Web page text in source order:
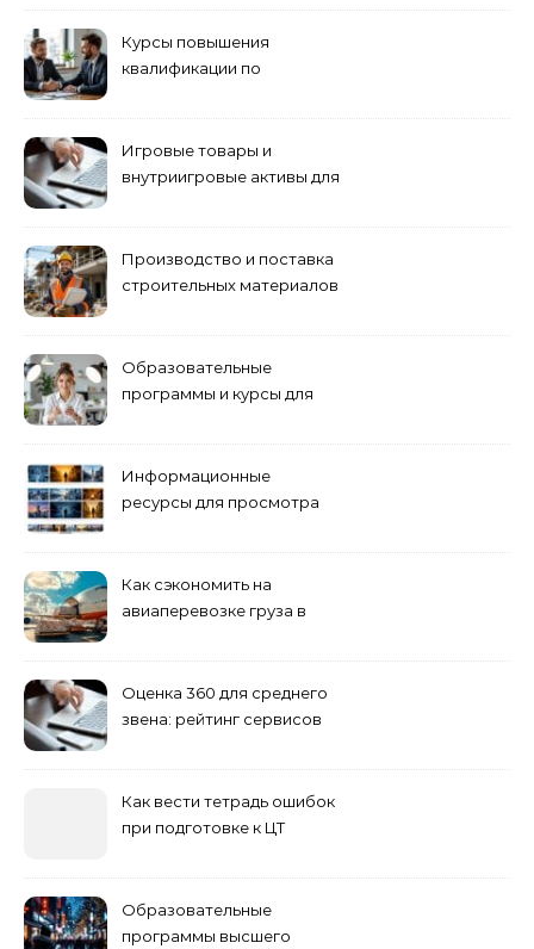
Курсы повышения
квалификации по
Игровые товары и
внутриигровые активы для
приобретения
Производство и поставка
строительных материалов
Образовательные
программы и курсы для
Информационные
ресурсы для просмотра
Как сэкономить на
авиаперевозке груза в
Оценка 360 для среднего
звена: рейтинг сервисов
Как вести тетрадь ошибок
при подготовке к ЦТ
Образовательные
программы высшего